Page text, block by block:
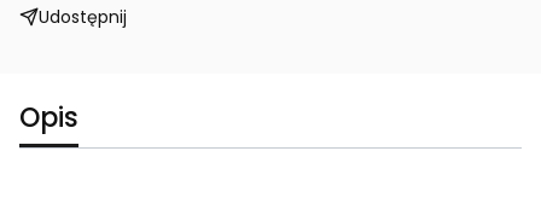
Udostępnij
Opis